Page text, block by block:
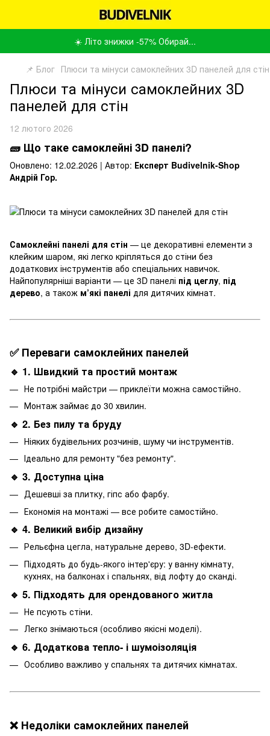
☀️ Літо знижки -57% Обирай...
📌 Блог Плюси та мінуси самоклейних 3D панелей для стін
Плюси та мінуси самоклейних 3D
панелей для стін
12 лютого 2026
🧱 Що таке самоклейні 3D панелі?
Оновлено: 12.02.2026 | Автор: Експерт Budivelnik-Shop
Андрій Гор.
Самоклейні панелі для стін — це декоративні елементи з
клейким шаром, які легко кріпляться до стіни без
додаткових інструментів або спеціальних навичок.
Найпопулярніші варіанти — це 3D панелі під цеглу, під
дерево, а також м’які панелі для дитячих кімнат.
✅ Переваги самоклейних панелей
🔹 1. Швидкий та простий монтаж
Не потрібні майстри — приклеїти можна самостійно.
Монтаж займає до 30 хвилин.
🔹 2. Без пилу та бруду
Ніяких будівельних розчинів, шуму чи інструментів.
Ідеально для ремонту "без ремонту".
🔹 3. Доступна ціна
Дешевші за плитку, гіпс або фарбу.
Економія на монтажі — все робите самостійно.
🔹 4. Великий вибір дизайну
Рельєфна цегла, натуральне дерево, 3D-ефекти.
Підходять до будь-якого інтер'єру: у ванну кімнату,
кухнях, на балконах і спальнях, від лофту до сканді.
🔹 5. Підходять для орендованого житла
Не псують стіни.
Легко знімаються (особливо якісні моделі).
🔹 6. Додаткова тепло- і шумоізоляція
Особливо важливо у спальнях та дитячих кімнатах.
❌ Недоліки самоклейних панелей